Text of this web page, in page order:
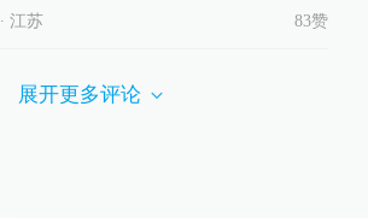
∙ 江苏 83赞
展开更多评论